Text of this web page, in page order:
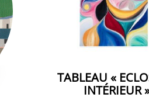
TABLEAU «
INTÉRIEUR